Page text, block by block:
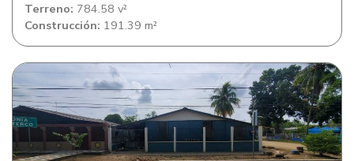
Terreno: 784.58 v²
Construcción: 191.39 m²
Lote de Terreno con casa de habitacion en Colonia